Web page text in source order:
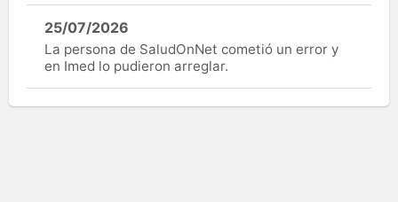
25/07/2026
La persona de SaludOnNet cometió un error y
en Imed lo pudieron arreglar.